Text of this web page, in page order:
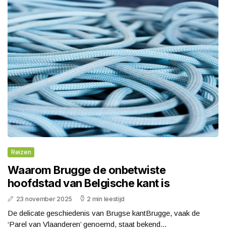
Reizen
Waarom Brugge de onbetwiste
hoofdstad van Belgische kant is
23 november 2025 2 min leestijd
De delicate geschiedenis van Brugse kantBrugge, vaak de
‘Parel van Vlaanderen’ genoemd, staat bekend...